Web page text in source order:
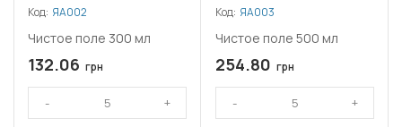
Код: ЯА002
Чистое поле 300 мл
132.06 грн
Код: ЯА003
Чистое поле 500 мл
254.80 грн